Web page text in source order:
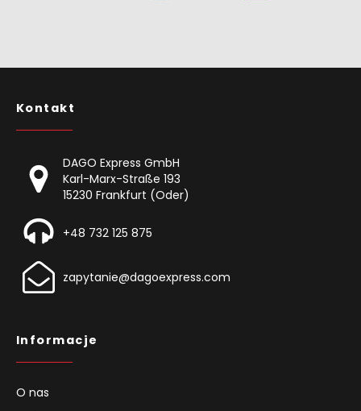
Kontakt
DAGO Express GmbH
Karl-Marx-Straße 193
15230 Frankfurt (Oder)
+48 732 125 875
zapytanie@dagoexpress.com
Informacje
O nas